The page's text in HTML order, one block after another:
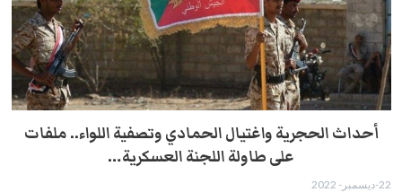
أحداث الحجرية واغتيال الحمادي وتصفية اللواء.. ملفات
على طاولة اللجنة العسكرية…
22-ديسمبر- 2022